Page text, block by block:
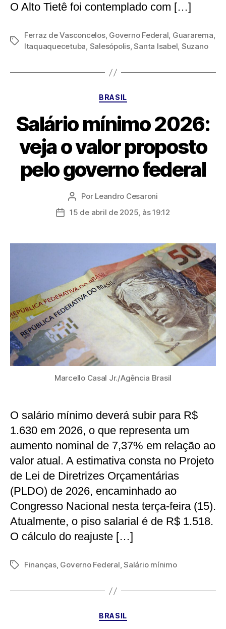
O Alto Tietê foi contemplado com […]
Tags
Ferraz de Vasconcelos, Governo Federal, Guararema,
Itaquaquecetuba, Salesópolis,Santa Isabel, Suzano
Categorias
BRASIL
Salário mínimo 2026:
veja o valor proposto
pelo governo federal
Autor
do
Por Leandro Cesaroni
Data15 de abril de 2025, às 19:12
Marcello Casal Jr./Agência Brasil
O salário mínimo deverá subir para R$
1.630 em 2026, o que representa um
aumento nominal de 7,37% em relação ao
valor atual. A estimativa consta no Projeto
de Lei de Diretrizes Orçamentárias
(PLDO) de 2026, encaminhado ao
Congresso Nacional nesta terça-feira (15).
Atualmente, o piso salarial é de R$ 1.518.
O cálculo do reajuste […]
TagsFinanças, Governo Federal,Salário mínimo
Categorias
BRASIL